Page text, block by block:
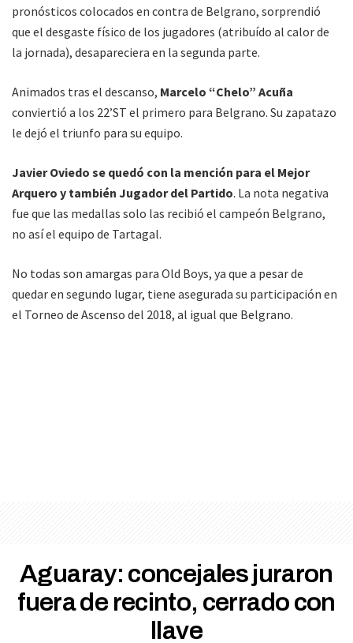
pronósticos colocados en contra de Belgrano, sorprendió
que el desgaste físico de los jugadores (atribuído al calor de
la jornada), desapareciera en la segunda parte.
Animados tras el descanso, Marcelo “Chelo” Acuña
conviertió a los 22’ST el primero para Belgrano. Su zapatazo
le dejó el triunfo para su equipo.
Javier Oviedo se quedó con la mención para el Mejor
Arquero y también Jugador del Partido. La nota negativa
fue que las medallas solo las recibió el campeón Belgrano,
no así el equipo de Tartagal.
No todas son amargas para Old Boys, ya que a pesar de
quedar en segundo lugar, tiene asegurada su participación en
el Torneo de Ascenso del 2018, al igual que Belgrano.
Aguaray: concejales juraron
fuera de recinto, cerrado con
llave